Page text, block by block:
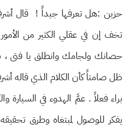
حزين :هل تعرفها جيداً ! قال
تخف إن في عقلي الكثير من
حصانك ولجامك وانطلق يا
ظل صامتاً كأن الكلام الذي قاله
براء فعلاً . عمَّ الهدوء في
يفكر للوصول لمبتغاه وطرق